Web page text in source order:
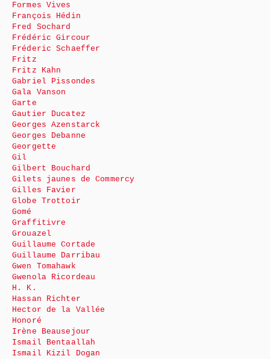
Formes Vives
François Hédin
Fred Sochard
Frédéric Gircour
Fréderic Schaeffer
Fritz
Fritz Kahn
Gabriel Pissondes
Gala Vanson
Garte
Gautier Ducatez
Georges Azenstarck
Georges Debanne
Georgette
Gil
Gilbert Bouchard
Gilets jaunes de Commercy
Gilles Favier
Globe Trottoir
Gomé
Graffitivre
Grouazel
Guillaume Cortade
Guillaume Darribau
Gwen Tomahawk
Gwenola Ricordeau
H. K.
Hassan Richter
Hector de la Vallée
Honoré
Irène Beausejour
Ismail Bentaallah
Ismail Kizil Dogan